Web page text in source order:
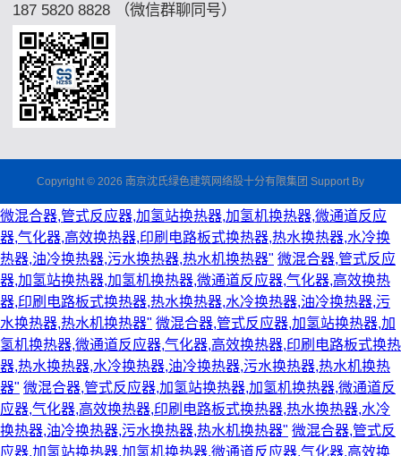
187 5820 8828 （微信群聊同号）
Copyright © 2026 南京沈氏绿色建筑网络股十分有限集团 Support By
微混合器,管式反应器,加氢站换热器,加氢机换热器,微通道反应
器,气化器,高效换热器,印刷电路板式换热器,热水换热器,水冷换
热器,油冷换热器,污水换热器,热水机换热器" 微混合器,管式反应
器,加氢站换热器,加氢机换热器,微通道反应器,气化器,高效换热
器,印刷电路板式换热器,热水换热器,水冷换热器,油冷换热器,污
水换热器,热水机换热器" 微混合器,管式反应器,加氢站换热器,加
氢机换热器,微通道反应器,气化器,高效换热器,印刷电路板式换热
器,热水换热器,水冷换热器,油冷换热器,污水换热器,热水机换热
器" 微混合器,管式反应器,加氢站换热器,加氢机换热器,微通道反
应器,气化器,高效换热器,印刷电路板式换热器,热水换热器,水冷
换热器,油冷换热器,污水换热器,热水机换热器" 微混合器,管式反
应器,加氢站换热器,加氢机换热器,微通道反应器,气化器,高效换